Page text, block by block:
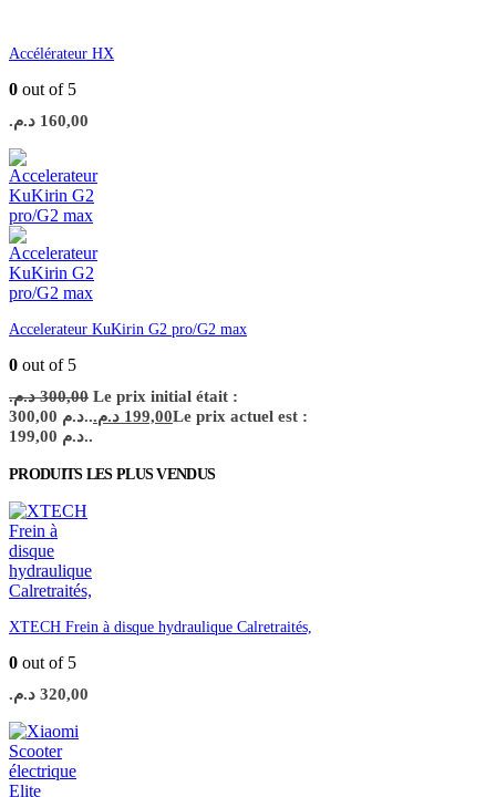
Accélérateur HX
0 out of 5
160,00 د.م.
Accelerateur KuKirin G2 pro/G2 max
0 out of 5
300,00 د.م.
Le prix initial était :
300,00 د.م..
199,00 د.م.
Le prix actuel est :
199,00 د.م..
PRODUITS LES PLUS VENDUS
XTECH Frein à disque hydraulique Calretraités,
0 out of 5
320,00 د.م.